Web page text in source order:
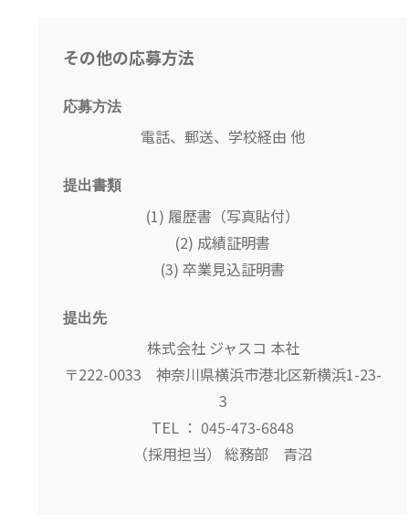
その他の応募方法
応募方法
電話、郵送、学校経由 他
提出書類
(1) 履歴書（写真貼付）
(2) 成績証明書
(3) 卒業見込証明書
提出先
株式会社 ジャスコ 本社
〒222-0033 神奈川県横浜市港北区新横浜1-23-
3
TEL ： 045-473-6848
（採用担当） 総務部 青沼